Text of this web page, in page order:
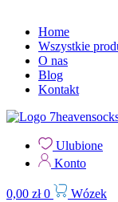
Home
Wszystkie
O nas
Blog
Kontakt
Ulubione
Konto
0,00 zł 0
Wózek